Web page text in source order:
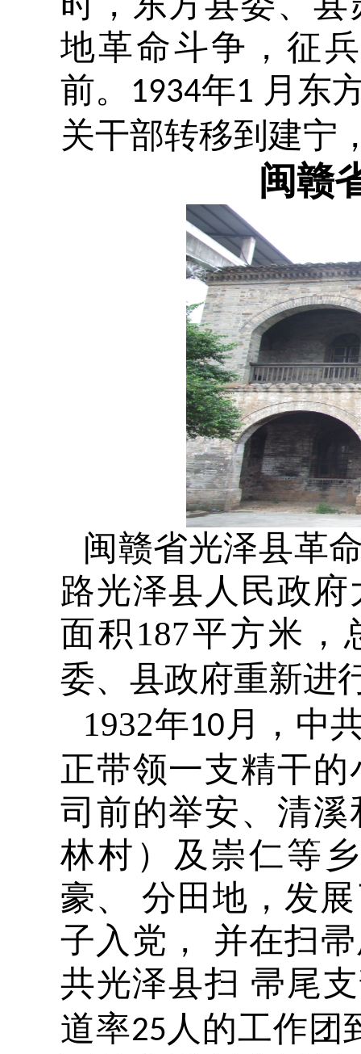
地革命斗争，征
前。
1934年1 月东
关干部转移到建宁
闽赣
闽赣省光泽县革
路光泽县人民政
面积 187平方米，
委、县政府重新进
1932年10 月，中
正带领一支精干
司前的举安、清
林村）及崇仁等
豪、 分田地，发
子入党， 并在扫
共光泽县扫 帚尾
道率25 人的工作团